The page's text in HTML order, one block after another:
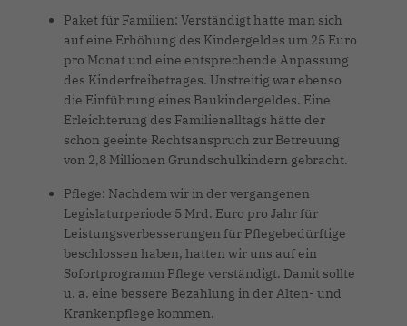
Paket für Familien: Verständigt hatte man sich
auf eine Erhöhung des Kindergeldes um 25 Euro
pro Monat und eine entsprechende Anpassung
des Kinderfreibetrages. Unstreitig war ebenso
die Einführung eines Baukindergeldes. Eine
Erleichterung des Familienalltags hätte der
schon geeinte Rechtsanspruch zur Betreuung
von 2,8 Millionen Grundschulkindern gebracht.
Pflege: Nachdem wir in der vergangenen
Legislaturperiode 5 Mrd. Euro pro Jahr für
Leistungsverbesserungen für Pflegebedürftige
beschlossen haben, hatten wir uns auf ein
Sofortprogramm Pflege verständigt. Damit sollte
u. a. eine bessere Bezahlung in der Alten- und
Krankenpflege kommen.